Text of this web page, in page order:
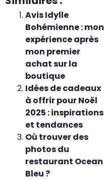
Avis Idylle
Bohémienne : mon
expérience après
mon premier
achat sur la
boutique
Idées de cadeaux
à offrir pour Noël
2025 : inspirations
et tendances
Où trouver des
photos du
restaurant Ocean
Bleu ?